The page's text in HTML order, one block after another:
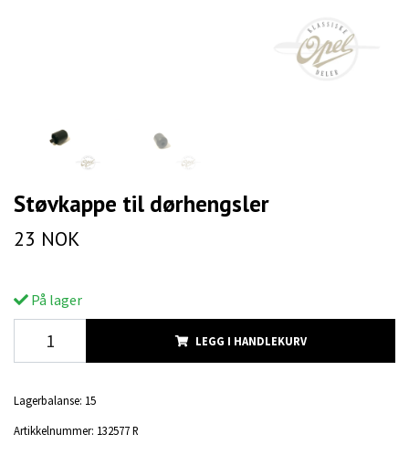
Støvkappe til dørhengsler
23 NOK
På lager
LEGG I HANDLEKURV
Lagerbalanse: 15
Artikkelnummer: 132577 R